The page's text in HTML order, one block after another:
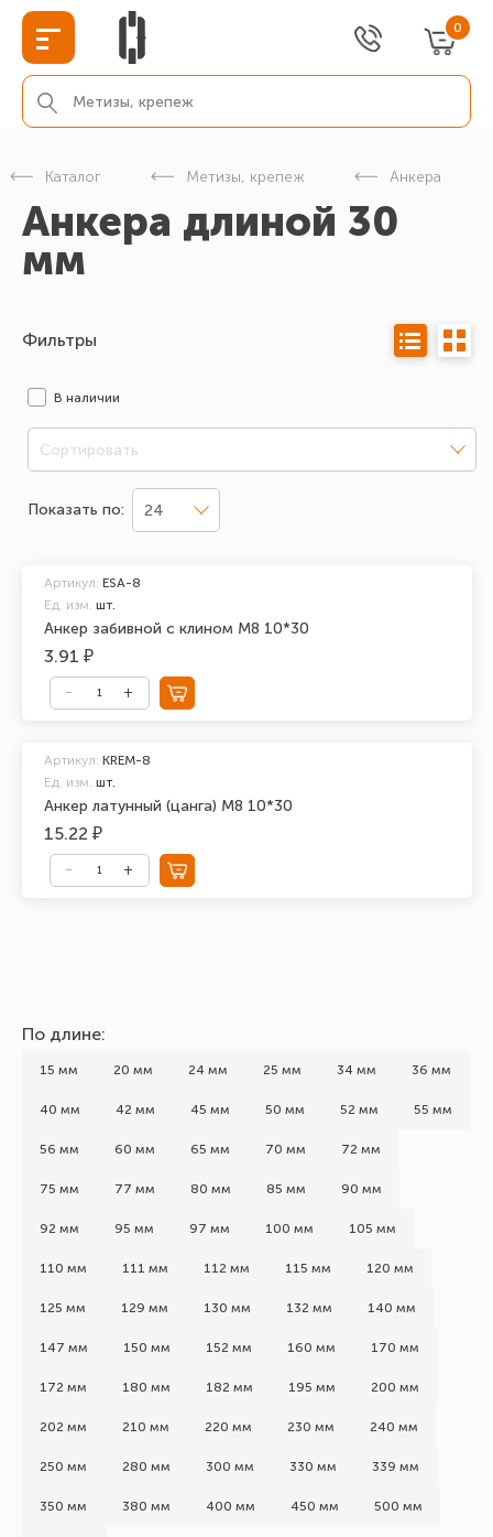
0
Каталог Метизы, крепеж Анкера
Анкера длиной 30
мм
Фильтры
В наличии
Сортировать
Показать по: 24
Анкер забивной с клином М8 10*30
Артикул: ESA-8
Ед. изм. шт.
3.91 ₽
Анкер латунный (цанга) М8 10*30
Артикул: KREM-8
Ед. изм. шт.
15.22 ₽
По длине:
15 мм 20 мм 24 мм 25 мм 34 мм 36 мм
40 мм 42 мм 45 мм 50 мм 52 мм 55 мм
56 мм 60 мм 65 мм 70 мм 72 мм
75 мм 77 мм 80 мм 85 мм 90 мм
92 мм 95 мм 97 мм 100 мм 105 мм
110 мм 111 мм 112 мм 115 мм 120 мм
125 мм 129 мм 130 мм 132 мм 140 мм
147 мм 150 мм 152 мм 160 мм 170 мм
172 мм 180 мм 182 мм 195 мм 200 мм
202 мм 210 мм 220 мм 230 мм 240 мм
250 мм 280 мм 300 мм 330 мм 339 мм
350 мм 380 мм 400 мм 450 мм 500 мм